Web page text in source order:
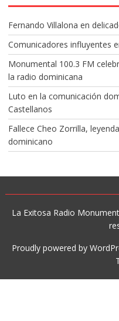
Fernando Villalona en
Comunicadores influyentes
Monumental 100.3 FM
la radio dominicana
Luto en la comunicación
Castellanos
Fallece Cheo Zorrilla,
dominicano
La Exitosa Radio
Proudly powered by